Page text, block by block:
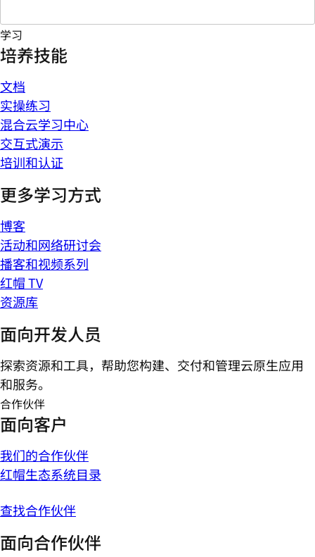
学习
培养技能
文档
实操练习
混合云学习中心
交互式演示
培训和认证
更多学习方式
博客
活动和网络研讨会
播客和视频系列
红帽 TV
资源库
面向开发人员
探索资源和工具，帮助您构建、交付和管理云原生应用
和服务。
合作伙伴
面向客户
我们的合作伙伴
红帽生态系统目录
查找合作伙伴
面向合作伙伴